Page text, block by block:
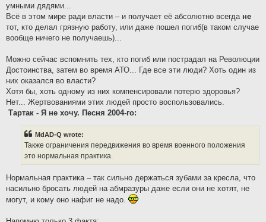
умными дядями...
Всё в этом мире ради власти – и получает её абсолютно всегда не
тот, кто делал грязную работу, или даже пошел погиб(в таком случае
вообще ничего не получаешь)...
Можно сейчас вспомнить тех, кто погиб или пострадал на Революции
Достоинства, затем во время АТО... Где все эти люди? Хоть один из
них оказался во власти?
Хотя бы, хоть одному из них компенсировали потерю здоровья?
Нет... Жертвованиями этих людей просто воспользовались.
Тартак - Я не хочу. Песня 2004-го:
MdAD-Q wrote:
Также ограничения передвижения во время военного положения
это нормальная практика.
Нормальная практика – так сильно держаться зубами за кресла, что
насильно бросать людей на абмразуры даже если они не хотят, не
могут, и кому оно нафиг не надо.